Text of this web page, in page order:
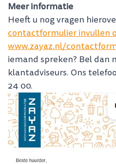
Meer informatie
Heeft u nog vragen
contactformulier invullen
www.zayaz.nl/
iemand spreken? Bel dan
klantadviseurs. Ons
24 00.